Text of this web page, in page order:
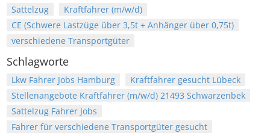
Sattelzug
Kraftfahrer (m/w/d)
CE (Schwere Lastzüge über 3,5t + Anhänger über 0,75t)
verschiedene Transportgüter
Schlagworte
Lkw Fahrer Jobs Hamburg
Kraftfahrer gesucht Lübeck
Stellenangebote Kraftfahrer (m/w/d) 21493 Schwarzenbek
Sattelzug Fahrer Jobs
Fahrer für verschiedene Transportgüter gesucht